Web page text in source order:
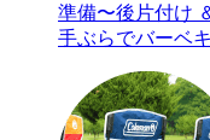
準備〜後片付け
手ぶらでバーベ